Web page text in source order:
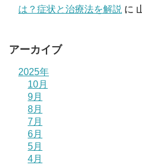
は？症状と治療法を解説 に
アーカイブ
2025年
10月
9月
8月
7月
6月
5月
4月